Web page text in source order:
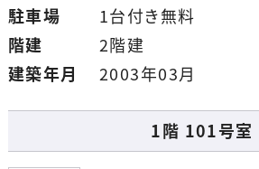
駐車場
1台付き無料
階建
2階建
建築年月
2003年03月
1階 101号室